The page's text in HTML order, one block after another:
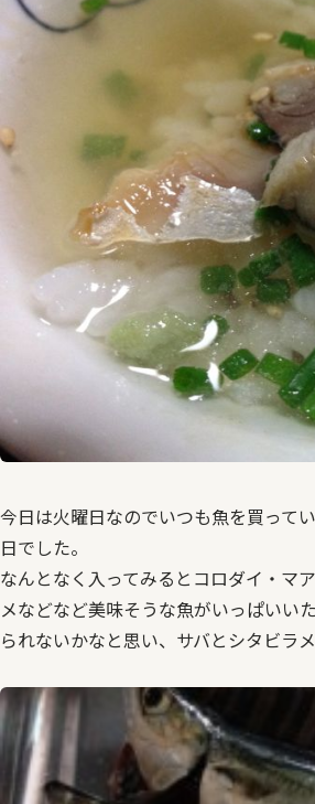
今日は火曜日なのでいつも魚を買って
日でした。
なんとなく入ってみるとコロダイ・マ
メなどなど美味そうな魚がいっぱいい
られないかなと思い、サバとシタビラ